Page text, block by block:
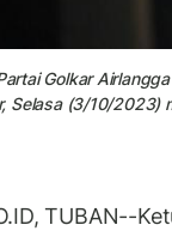
Golkar
Selasa (3/10/2023)
TUBAN--